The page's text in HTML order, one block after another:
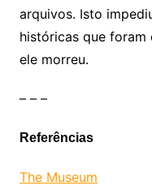
arquivos. Isto
históricas que foram
ele morreu.
– – –
Referências
The Museum